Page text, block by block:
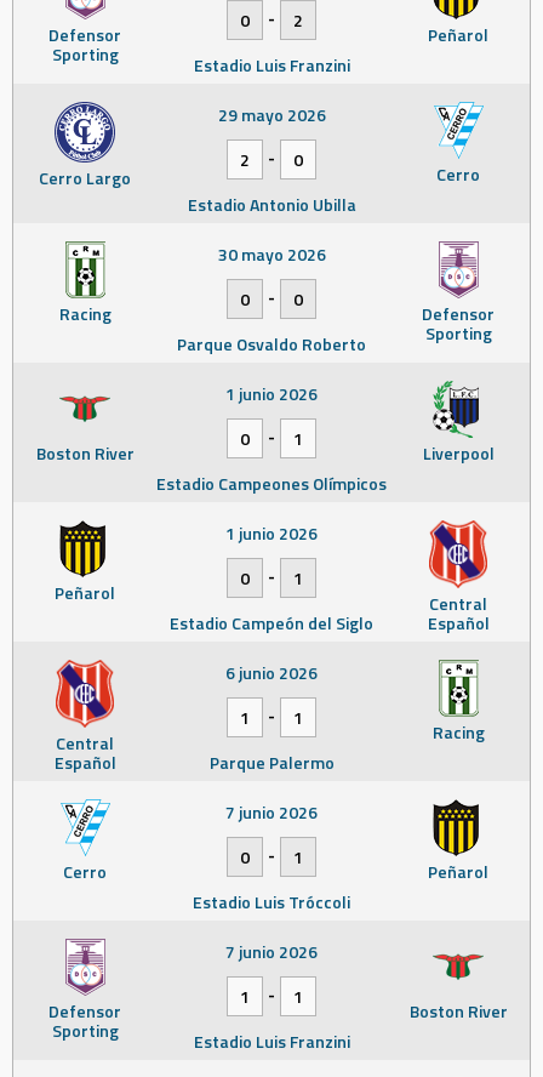
Defensor
Sporting
Peñarol
0
-
2
Estadio Luis Franzini
Cerro Largo Cerro
29 mayo 2026
2
-
0
Estadio Antonio Ubilla
Racing Defensor
Sporting
30 mayo 2026
0
-
0
Parque Osvaldo Roberto
Boston River Liverpool
1 junio 2026
0
-
1
Estadio Campeones Olímpicos
Peñarol Central
Español
1 junio 2026
0
-
1
Estadio Campeón del Siglo
Central
Español
Racing
6 junio 2026
1
-
1
Parque Palermo
Cerro Peñarol
7 junio 2026
0
-
1
Estadio Luis Tróccoli
Defensor
Sporting
Boston River
7 junio 2026
1
-
1
Estadio Luis Franzini